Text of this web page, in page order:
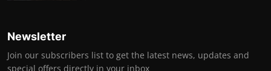
Newsletter
Join our subscribers list to get the latest news, updates and
special offers directly in your inbox